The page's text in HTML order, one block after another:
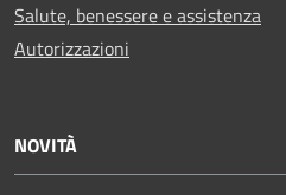
Salute, benessere e assistenza
Autorizzazioni
NOVITÀ